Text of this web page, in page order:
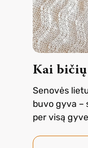
Kai bičių
Senovės
buvo gyva –
per visą